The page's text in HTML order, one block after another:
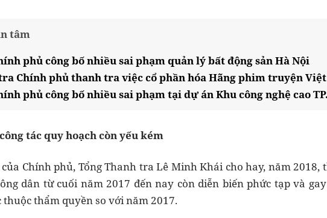
tâm
phủ công bố nhiều sai phạm quản lý bất động sản Hà Nội
Chính phủ thanh tra việc cổ phần hóa Hãng phim truyện
phủ công bố nhiều sai phạm tại dự án Khu công nghệ cao
tác quy hoạch còn yếu kém
Chính phủ, Tổng Thanh tra Lê Minh Khái cho hay, năm
dân từ cuối năm 2017 đến nay còn diễn biến phức tạp và
thuộc thẩm quyền so với năm 2017.